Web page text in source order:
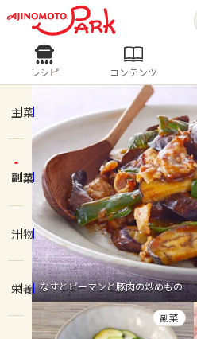
ログインするとレシピ
ログイン
ホーム
コンテンツ
レシピ
トーク
レシピ
人気の食材・レシピ
きゅうり なす トマ
ピーマン
みょうが
レシピ コンテンツ
主菜
副菜
汁物
栄養 なすとピーマンと豚肉の炒めもの
副菜